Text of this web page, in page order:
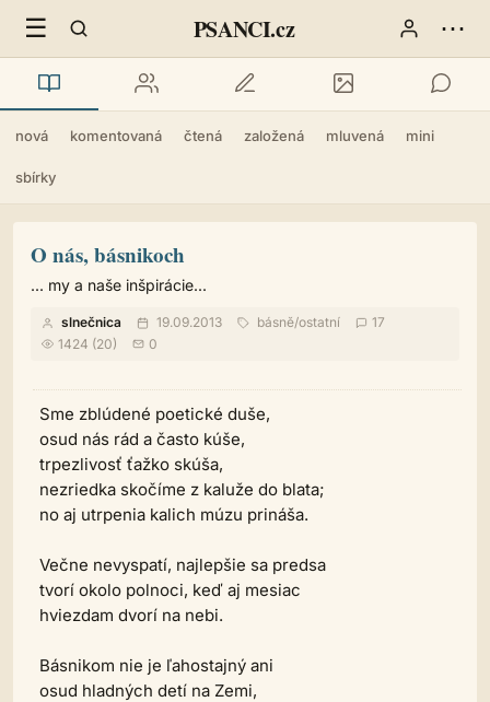
☰ PSANCI.cz ⋯
nová komentovaná čtená založená mluvená mini
sbírky
O nás, básnikoch
... my a naše inšpirácie...
slnečnica 19.09.2013 básně/ostatní
17
1424 (20)
0
Sme zblúdené poetické duše,
osud nás rád a často kúše,
trpezlivosť ťažko skúša,
nezriedka skočíme z kaluže do blata;
no aj utrpenia kalich múzu prináša.
Večne nevyspatí, najlepšie sa predsa
tvorí okolo polnoci, keď aj mesiac
hviezdam dvorí na nebi.
Básnikom nie je ľahostajný ani
osud hladných detí na Zemi,